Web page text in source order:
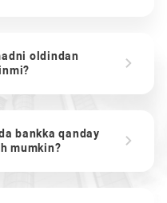
oldindan
bankka qanday
mumkin?